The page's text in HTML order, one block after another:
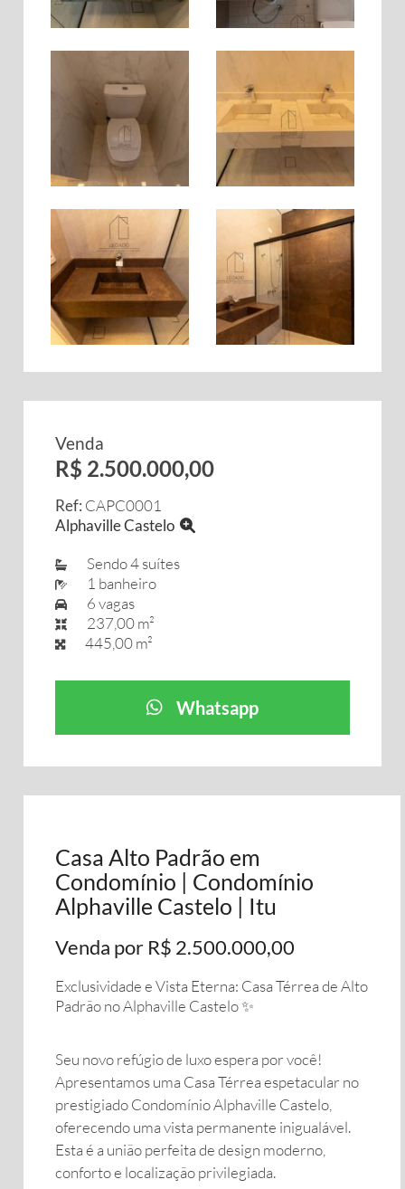
Venda
R$ 2.500.000,00
Ref: CAPC0001
Alphaville Castelo
Sendo 4 suítes
1 banheiro
6 vagas
237,00 m²
445,00 m²
Whatsapp
Casa Alto Padrão em
Condomínio | Condomínio
Alphaville Castelo | Itu
Venda por R$ 2.500.000,00
Exclusividade e Vista Eterna: Casa Térrea de Alto
Padrão no Alphaville Castelo ✨
​Seu novo refúgio de luxo espera por você!
Apresentamos uma Casa Térrea espetacular no
prestigiado Condomínio Alphaville Castelo,
oferecendo uma vista permanente inigualável.
Esta é a união perfeita de design moderno,
conforto e localização privilegiada.